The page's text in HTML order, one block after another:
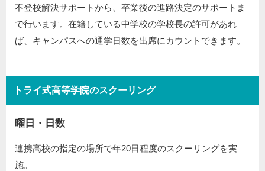
不登校解決サポートから、卒業後の進路決定のサポートま
で行います。在籍している中学校の学校長の許可があれ
ば、キャンパスへの通学日数を出席にカウントできます。​
トライ式高等学院のスクーリング
曜日・日数
連携高校の指定の場所で年20日程度のスクーリングを実
施。